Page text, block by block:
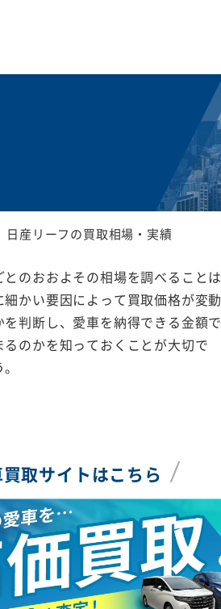
日産リーフの買取相場・実績
のおおよその相場を調べることは
かい要因によって買取価格が変動
判断し、愛車を納得できる金額で
のかを知っておくことが大切で
買取サイトはこちら